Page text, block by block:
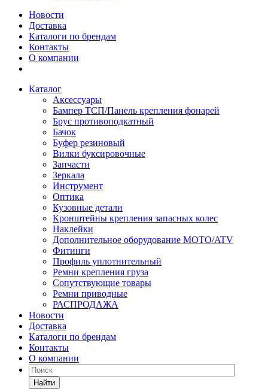
Новости
Доставка
Каталоги по брендам
Контакты
О компании
Каталог
Аксессуары
Бампер ТСП/Панель крепления фонарей
Брус противоподкатный
Бачок
Буфер резиновый
Вилки буксировочные
Запчасти
Зеркала
Инструмент
Оптика
Кузовные детали
Кронштейны крепления запасных колес
Наклейки
Дополнительное оборудование MOTO/ATV
Фитинги
Профиль уплотнительный
Ремни крепления груза
Сопутствующие товары
Ремни приводные
РАСПРОДАЖА
Новости
Доставка
Каталоги по брендам
Контакты
О компании
Найти